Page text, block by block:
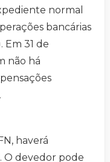
normal
bancárias
Em 31 de
não há
haverá
O devedor pode